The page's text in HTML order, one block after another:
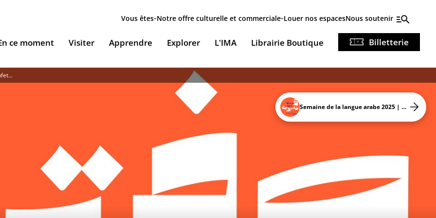
secondaire
Vous êtes Notre offre culturelle et commerciale Louer nos espacesNous soutenir
ce moment
Falsafa I Les RDV de la philosophie arabe
Les Samedis de la poésie
Rencontres littéraires de l’IMA
Les escales musicales du musée
Visiter
Café littéraire et self
Apprendre
documentaires
le portail documentaire de l'IMA
/ Emprunter des livres et des médias à la
de l'IMA
Explorer L'IMA
Accueillir nos expositions / Host our exhibitions
Nous rejoindre / Carrières
Mécènes et sponsors
Nous contacter
Librairie Boutique Billetterie
Semaine de la langue arabe 2025 | L'arabe au féminin